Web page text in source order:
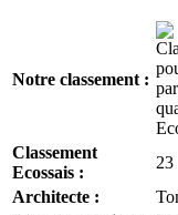
Notre classement :
Classement
Ecossais :
23
Architecte :